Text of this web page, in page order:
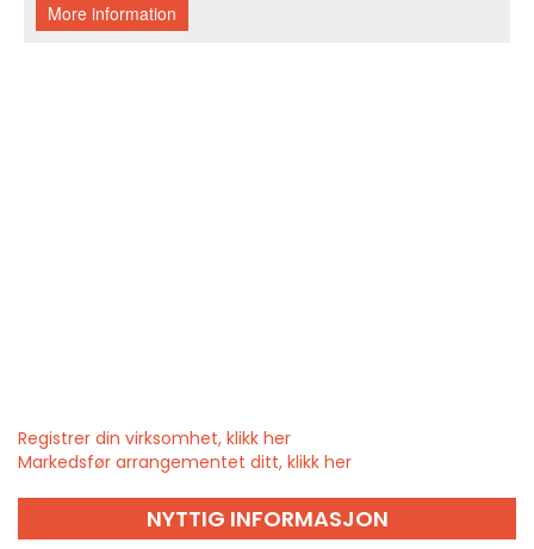
Registrer din virksomhet, klikk her
Markedsfør arrangementet ditt, klikk her
NYTTIG INFORMASJON